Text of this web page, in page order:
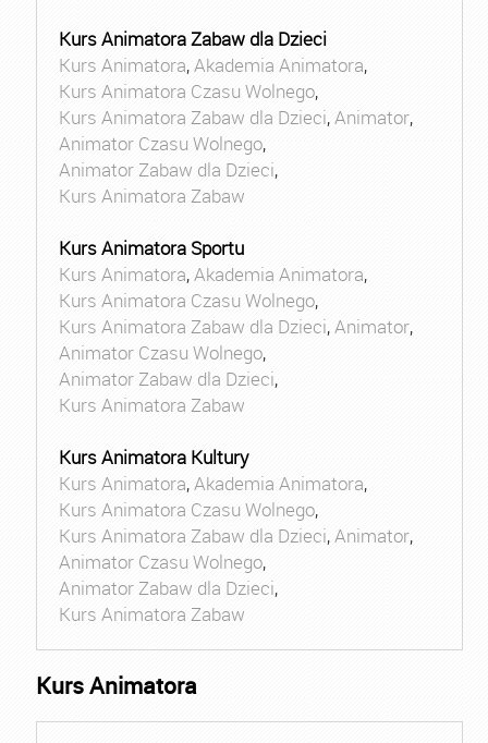
Kurs Animatora Zabaw dla Dzieci
Kurs Animatora,Akademia Animatora,
Kurs Animatora Czasu Wolnego,
Kurs Animatora Zabaw dla Dzieci,Animator,
Animator Czasu Wolnego,
Animator Zabaw dla Dzieci,
Kurs Animatora Zabaw
Kurs Animatora Sportu
Kurs Animatora,Akademia Animatora,
Kurs Animatora Czasu Wolnego,
Kurs Animatora Zabaw dla Dzieci,Animator,
Animator Czasu Wolnego,
Animator Zabaw dla Dzieci,
Kurs Animatora Zabaw
Kurs Animatora Kultury
Kurs Animatora,Akademia Animatora,
Kurs Animatora Czasu Wolnego,
Kurs Animatora Zabaw dla Dzieci,Animator,
Animator Czasu Wolnego,
Animator Zabaw dla Dzieci,
Kurs Animatora Zabaw
Kurs Animatora